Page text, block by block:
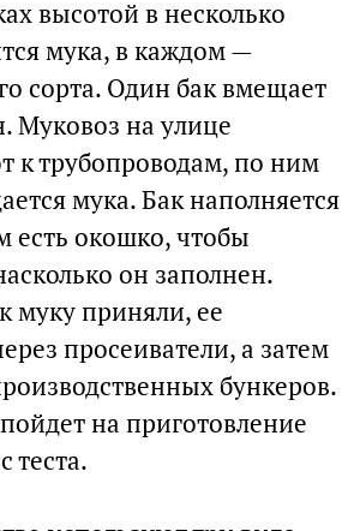
высотой в несколько
мука, в каждом —
сорта. Один бак вмещает
Муковоз на улице
к трубопроводам, по ним
мука. Бак наполняется
есть окошко, чтобы
он заполнен.
муку приняли, ее
просеиватели, а затем
бункеров.
на приготовление
теста.